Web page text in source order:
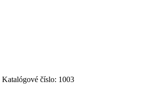
Katalógové číslo: 1003